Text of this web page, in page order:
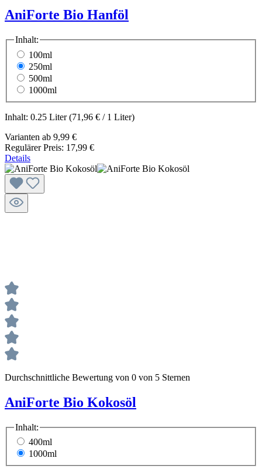
AniForte Bio Hanföl
Inhalt:
100ml
250ml
500ml
1000ml
Inhalt: 0.25 Liter(71,96 € / 1 Liter)
Varianten ab 9,99 €
Regulärer Preis: 17,99 €
Details
Durchschnittliche Bewertung von 0 von 5 Sternen
AniForte Bio Kokosöl
Inhalt:
400ml
1000ml